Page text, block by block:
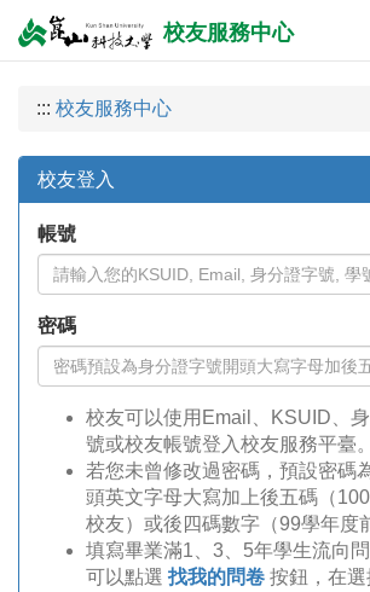
校友服務中心
::: 校友服務中心
校友登入
帳號
密碼
校友可以使用Email、KSUID、
號或校友帳號登入校友服務平臺。
若您未曾修改過密碼，預設密碼
頭英文字母大寫加上後五碼（
校友）或後四碼數字（99學年度
填寫畢業滿1、3、5年學生流向
可以點選 找我的問卷 按鈕，在